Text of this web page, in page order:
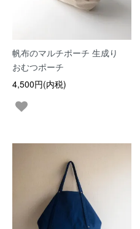
帆布のマルチポーチ 生成り
おむつポーチ
4,500円(内税)